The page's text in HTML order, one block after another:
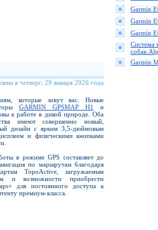
в четверг, 29 января 2026 года
которые зовут вас. Новые
GARMIN GPSMAP H1
и
к работе в дикой природе. Оба
имеют совершенно новый,
дизайн с ярким 3,5-дюймовым
и физическими кнопками
в режиме GPS составляет до
по маршрутам благодаря
TopoActive, загружаемым
и возможности приобрести
для постоянного доступа к
премиум-класса.
Garmin
Garmin
Garmin
Cистема
собак
Garmin